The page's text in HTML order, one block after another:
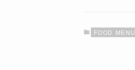
FOOD MENU